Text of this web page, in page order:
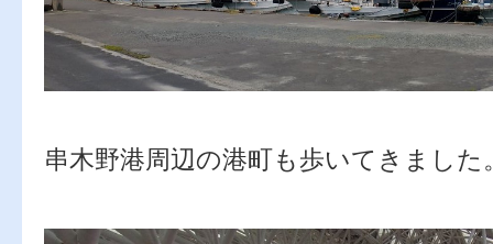
串木野港周辺の港町も歩いてきまし